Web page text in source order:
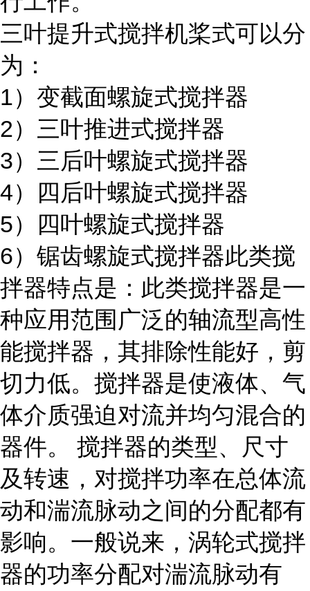
三叶提升式搅拌机桨式可以分
为：
1）变截面螺旋式搅拌器
2）三叶推进式搅拌器
3）三后叶螺旋式搅拌器
4）四后叶螺旋式搅拌器
5）四叶螺旋式搅拌器
6）锯齿螺旋式搅拌器此类搅
拌器特点是：此类搅拌器是一
种应用范围广泛的轴流型高性
能搅拌器，其排除性能好，剪
切力低。搅拌器是使液体、气
体介质强迫对流并均匀混合的
器件。 搅拌器的类型、尺寸
及转速，对搅拌功率在总体流
动和湍流脉动之间的分配都有
影响。一般说来，涡轮式搅拌
器的功率分配对湍流脉动有